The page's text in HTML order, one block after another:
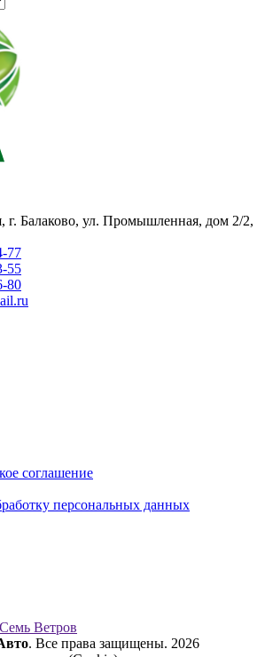
г. Балаково, ул. Промышленная, дом 2/2,
77
55
80
соглашение
персональных данных
Семь Ветров
. Все права защищены. 2026